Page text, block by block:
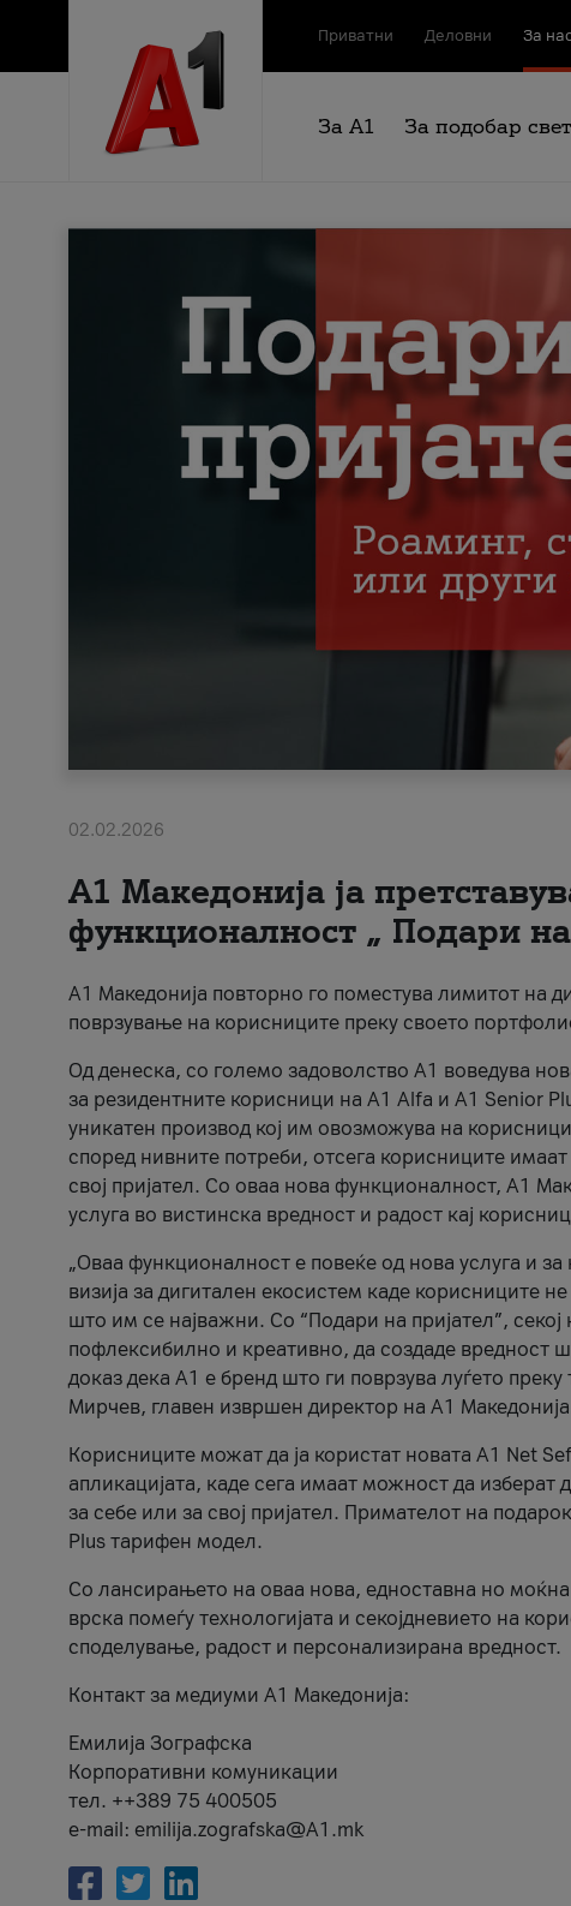
Приватни Деловни За нас
За А1 За подобар свет
02.02.2026
А1 Македонија ја
функционалност „ Подари
А1 Македонија повторно го поместува лимитот на
поврзување на корисниците преку своето
Од денеска, со големо задоволство А1 воведува
за резидентните корисници на А1 Alfa и A1 Senior
уникатен производ кој им овозможува на
според нивните потреби, отсега корисниците
свој пријател. Со оваа нова функционалност, А1
услуга во вистинска вредност и радост кај
„Оваа функционалност е повеќе од нова услуга и
визија за дигитален екосистем каде корисниците
што им се најважни. Со “Подари на пријател”,
пофлексибилно и креативно, да создаде вредност
доказ дека А1 е бренд што ги поврзува луѓето
Мирчев, главен извршен директор на А1
Корисниците можат да ја користат новата А1 Net
апликацијата, каде сега имаат можност да изберат
за себе или за свој пријател. Примателот на
Plus тарифен модел.
Со лансирањето на оваа нова, едноставна но
врска помеѓу технологијата и секојдневието на
споделување, радост и персонализирана вредност.
Контакт за медиуми А1 Македонија:
Емилија Зографска
Корпоративни комуникации
тел. ++389 75 400505
e-mail: emilija.zografska@A1.mk